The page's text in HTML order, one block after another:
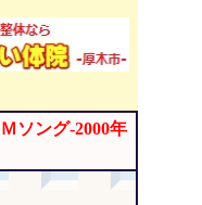
ソング-2000年